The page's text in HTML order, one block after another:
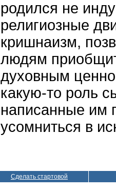
родился не
религиозные
кришнаизм,
людям
духовным
какую-то роль
написанные им
усомниться в
Сделать стартовой